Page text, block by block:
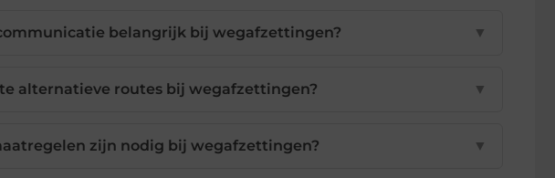
belangrijk bij wegafzettingen? ▼
alternatieve routes bij wegafzettingen? ▼
zijn nodig bij wegafzettingen? ▼